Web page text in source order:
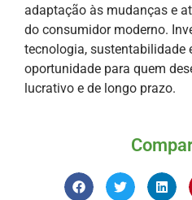
adaptação às mudanças e
do consumidor moderno.
tecnologia, sustentabilidade
oportunidade para quem
lucrativo e de longo prazo.